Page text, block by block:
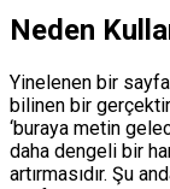
Neden
Yinelenen bir
bilinen bir
‘buraya metin
daha dengeli bir
artırmasıdır. Şu